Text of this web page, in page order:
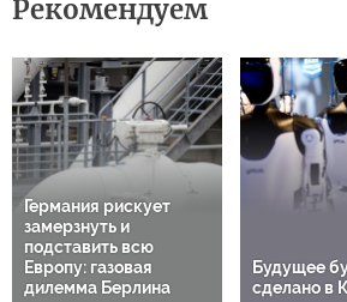
Рекомендуем
Германия рискует
замерзнуть и
подставить всю
Европу: газовая
дилемма Берлина
Будущее
сделано в